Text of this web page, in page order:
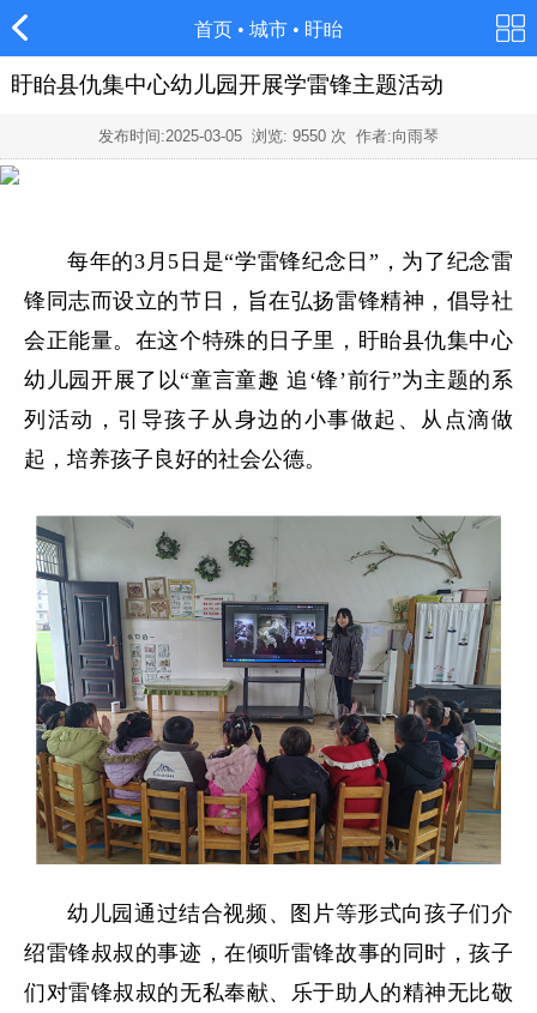
首页 • 城市 • 盱眙
盱眙县仇集中心幼儿园开展学雷锋主题活动
发布时间:2025-03-05 浏览: 9550 次 作者:向雨琴
每年的3月5日是“学雷锋纪念日”，为了纪念雷
锋同志而设立的节日，旨在弘扬雷锋精神，倡导社
会正能量。在这个特殊的日子里，盱眙县仇集中心
幼儿园开展了以“童言童趣 追‘锋’前行”为主题的系
列活动，引导孩子从身边的小事做起、从点滴做
起，培养孩子良好的社会公德。
幼儿园通过结合视频、图片等形式向孩子们介
绍雷锋叔叔的事迹，在倾听雷锋故事的同时，孩子
们对雷锋叔叔的无私奉献、乐于助人的精神无比敬